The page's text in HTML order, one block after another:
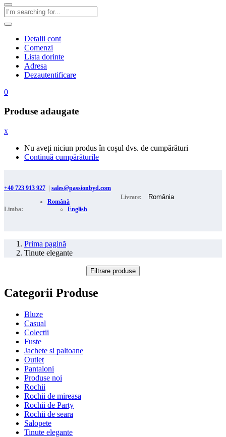
Detalii cont
Comenzi
Lista dorinte
Adresa
Dezautentificare
0
Produse adaugate
x
Nu aveți niciun produs în coșul dvs. de cumpărături
Continuă cumpărăturile
+40 723 913 927 sales@passionbyd.com
Limba:
Română
English
Livrare:
Prima pagină
Tinute elegante
Filtrare produse
Categorii Produse
Bluze
Casual
Colectii
Fuste
Jachete si paltoane
Outlet
Pantaloni
Produse noi
Rochii
Rochii de mireasa
Rochii de Party
Rochii de seara
Salopete
Tinute elegante